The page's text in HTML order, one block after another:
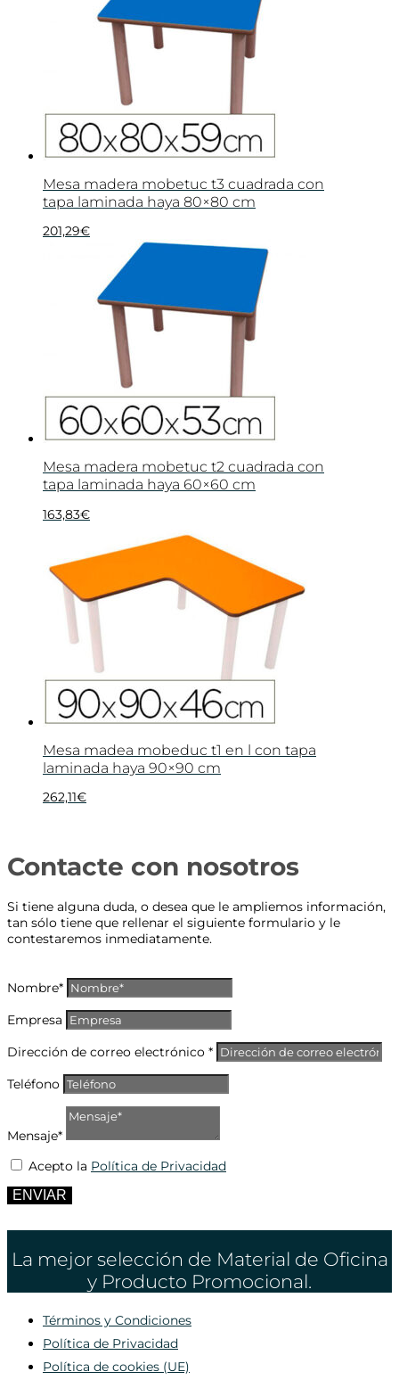
Mesa madera mobetuc t3 cuadrada con
tapa laminada haya 80×80 cm
201,29€
Mesa madera mobetuc t2 cuadrada con
tapa laminada haya 60×60 cm
163,83€
Mesa madea mobeduc t1 en l con tapa
laminada haya 90×90 cm
262,11€
Contacte con nosotros
Si tiene alguna duda, o desea que le ampliemos información,
tan sólo tiene que rellenar el siguiente formulario y le
contestaremos inmediatamente.
Nombre*
Empresa
Dirección de correo electrónico *
Teléfono
Mensaje*
Acepto la Política de Privacidad
ENVIAR
La mejor selección de Material de Oficina
y Producto Promocional.
Términos y Condiciones
Política de Privacidad
Política de cookies (UE)